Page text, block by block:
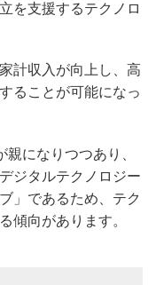
を支援するテクノロ
計収入が向上し、高
ることが可能になっ
になりつつあり、
ジタルテクノロジー
」であるため、テク
傾向があります。